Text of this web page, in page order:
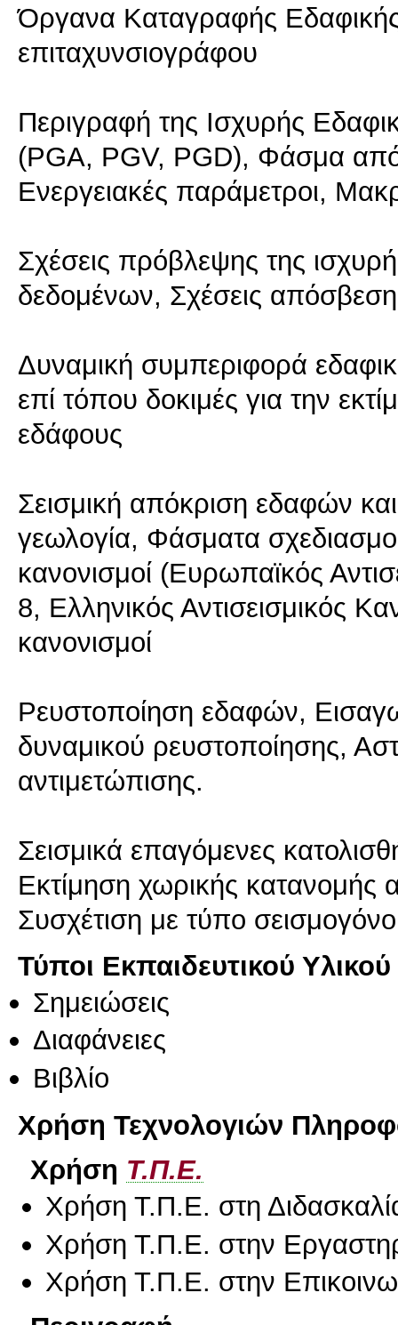
Όργανα Καταγραφής Εδαφικής
επιταχυνσιογράφου
Περιγραφή της Ισχυρής
(PGA, PGV, PGD), Φάσμα
Ενεργειακές παράμετροι,
Σχέσεις πρόβλεψης της
δεδομένων, Σχέσεις
Δυναμική συμπεριφορά
επί τόπου δοκιμές για την
εδάφους
Σεισμική απόκριση εδαφών
γεωλογία, Φάσματα
κανονισμοί (Ευρωπαϊκός
8, Ελληνικός Αντισεισμικός
κανονισμοί
Ρευστοποίηση εδαφών,
δυναμικού ρευστοποίησης,
αντιμετώπισης.
Σεισμικά επαγόμενες
Εκτίμηση χωρικής κατανομής
Συσχέτιση με τύπο
Τύποι Εκπαιδευτικού Υλικού
Σημειώσεις
Διαφάνειες
Βιβλίο
Χρήση Τεχνολογιών
Χρήση Τ.Π.Ε.
Χρήση Τ.Π.Ε. στη
Χρήση Τ.Π.Ε. στην
Χρήση Τ.Π.Ε. στην